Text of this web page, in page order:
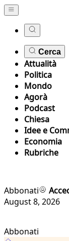
Cerca
Attualità
Politica
Mondo
Agorà
Podcast
Chiesa
Idee e
Economia
Rubriche
Abbonati
August 8, 2026
Abbonati